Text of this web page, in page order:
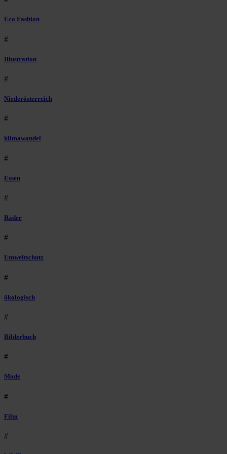
Eco Fashion
#
Illustration
#
Niederösterreich
#
klimawandel
#
Essen
#
Räder
#
Umweltschutz
#
ökologisch
#
Bilderbuch
#
Mode
#
Film
#